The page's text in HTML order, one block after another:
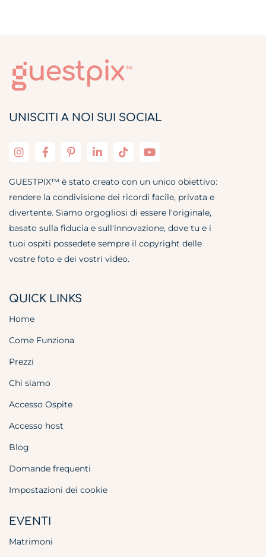
UNISCITI A NOI SUI SOCIAL
GUESTPIX™ è stato creato con un unico obiettivo:
rendere la condivisione dei ricordi facile, privata e
divertente. Siamo orgogliosi di essere l'originale,
basato sulla fiducia e sull'innovazione, dove tu e i
tuoi ospiti possedete sempre il copyright delle
vostre foto e dei vostri video.
QUICK LINKS
Home
Come Funziona
Prezzi
Chi siamo
Accesso Ospite
Accesso host
Blog
Domande frequenti
Impostazioni dei cookie
EVENTI
Matrimoni